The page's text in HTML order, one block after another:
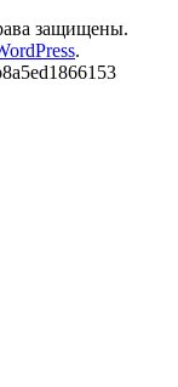
защищены.
.